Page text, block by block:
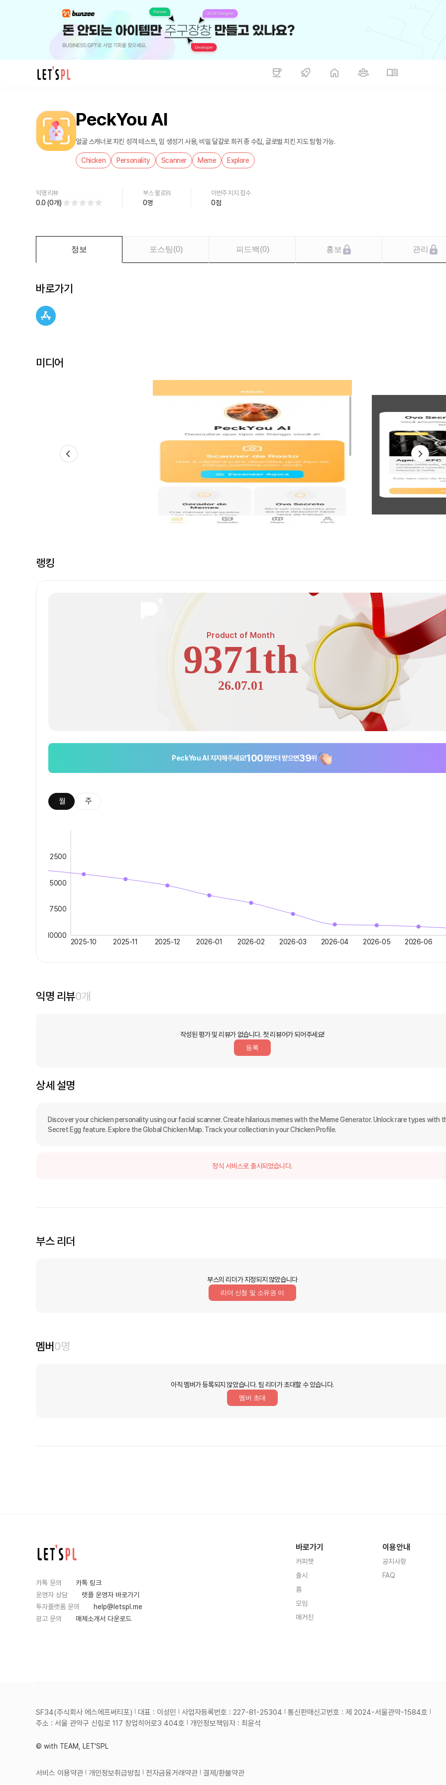
PeckYou AI
얼굴 스캐너로 치킨 성격 테스트, 밈 생성기 사용, 비밀 달걀로 희귀 종 수집, 글로벌 치킨 지도 탐험 가능.
Chicken Personality Scanner Meme Explore
익명 리뷰
0.0(0개)
부스 팔로워
0명
이번주 지지 점수
0점
정보 포스팅(0) 피드백(0) 홍보 관리
바로가기
미디어
랭킹
Product of Month
9371th
26.07.01
PeckYou AI 지지해주세요!100점만더 받으면39위
월 주
2025-10 2025-11 2025-12 2026-01 2026-02 2026-03 2026-04 2026-05 2026-06
2500
5000
7500
10000
익명 리뷰0개
작성된 평가 및 리뷰가 없습니다. 첫 리뷰어가 되어주세요!
등록
상세 설명
Discover your chicken personality using our facial scanner. Create hilarious memes with the Meme Generator. Unlock rare types with
Secret Egg feature. Explore the Global Chicken Map. Track your collection in your Chicken Profile.
정식 서비스로 출시되었습니다.
부스 리더
부스의 리더가 지정되지 않았습니다
리더 신청 및 소유권 이
멤버0명
아직 멤버가 등록되지 않았습니다. 팀 리더가 초대할 수 있습니다.
멤버 초대
카톡 문의
카톡 링크
운영자 상담
렛플 운영자 바로가기
투자플랫폼 문의
help@letspl.me
광고 문의
매체소개서 다운로드
바로가기
커피챗
출시
홈
모임
매거진
이용안내
공지사항
FAQ
SF34(주식회사 에스에프써티포) 대표 : 이성민 사업자등록번호 : 227-81-25304
통신판매신고번호 : 제 2024-서울관악-1584호
주소 : 서울 관악구 신림로 117 창업히어로3 404호
개인정보책임자 : 최윤석
© with TEAM, LET'SPL
서비스 이용약관 개인정보취급방침 전자금융거래약관 결제/환불약관